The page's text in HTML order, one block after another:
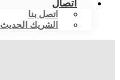
اتصال
اتصل بنا
الشريك الحديث